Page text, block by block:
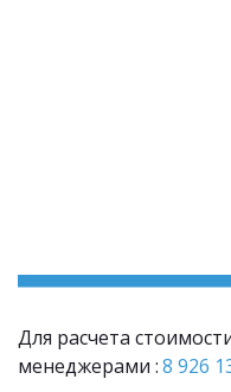
Для расчета
менеджерами : 8 926